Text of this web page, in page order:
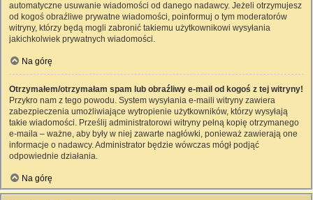
automatyczne usuwanie wiadomości od danego nadawcy. Jeżeli otrzymujesz
od kogoś obraźliwe prywatne wiadomości, poinformuj o tym moderatorów
witryny, którzy będą mogli zabronić takiemu użytkownikowi wysyłania
jakichkolwiek prywatnych wiadomości.
Na górę
Otrzymałem/otrzymałam spam lub obraźliwy e-mail od kogoś z tej witryny!
Przykro nam z tego powodu. System wysyłania e-maili witryny zawiera
zabezpieczenia umożliwiające wytropienie użytkowników, którzy wysyłają
takie wiadomości. Prześlij administratorowi witryny pełną kopię otrzymanego
e-maila – ważne, aby były w niej zawarte nagłówki, ponieważ zawierają one
informacje o nadawcy. Administrator będzie wówczas mógł podjąć
odpowiednie działania.
Na górę